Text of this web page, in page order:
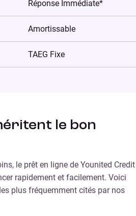
Réponse Immédiate*
Amortissable
TAEG Fixe
le bon
le prêt en ligne de Younited Credit
rapidement et facilement. Voici
plus fréquemment cités par nos